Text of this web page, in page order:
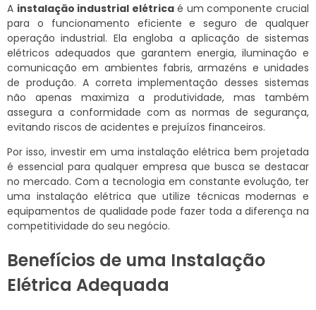
A instalação industrial elétricaé um componente crucial
para o funcionamento eficiente e seguro de qualquer
operação industrial. Ela engloba a aplicação de sistemas
elétricos adequados que garantem energia, iluminação e
comunicação em ambientes fabris, armazéns e unidades
de produção. A correta implementação desses sistemas
não apenas maximiza a produtividade, mas também
assegura a conformidade com as normas de segurança,
evitando riscos de acidentes e prejuízos financeiros.
Por isso, investir em uma instalação elétrica bem projetada
é essencial para qualquer empresa que busca se destacar
no mercado. Com a tecnologia em constante evolução, ter
uma instalação elétrica que utilize técnicas modernas e
equipamentos de qualidade pode fazer toda a diferença na
competitividade do seu negócio.
Benefícios de uma Instalação
Elétrica Adequada